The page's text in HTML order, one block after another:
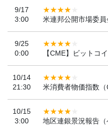
9/17
3:00
米連邦公開市場委
9/25
0:00
【CME】ビットコ
10/14
21:30
米消費者物価指数
10/15
3:00
地区連銀景況報告（